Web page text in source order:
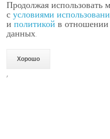
Продолжая использовать
сусловиями
иполитикой в отношении
данных.
Хорошо
,